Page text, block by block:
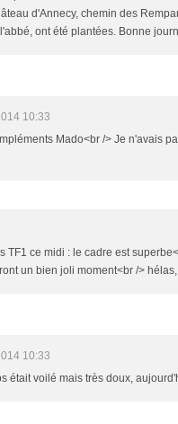
d'Annecy, chemin des
ont été plantées. Bonne
10:33
Mado<br /> Je n'avais
TF1 ce midi : le cadre est
un bien joli moment<br />
10:33
était voilé mais très doux,